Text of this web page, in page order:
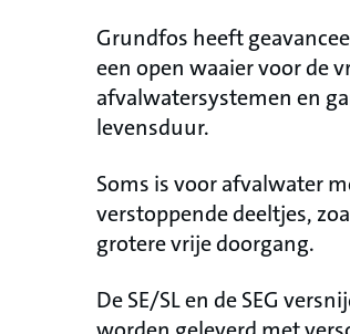
Grundfos heeft
een open waaier voor de
afvalwatersystemen en
levensduur.
Soms is voor afvalwater
verstoppende deeltjes,
grotere vrije doorgang.
De SE/SL en de SEG